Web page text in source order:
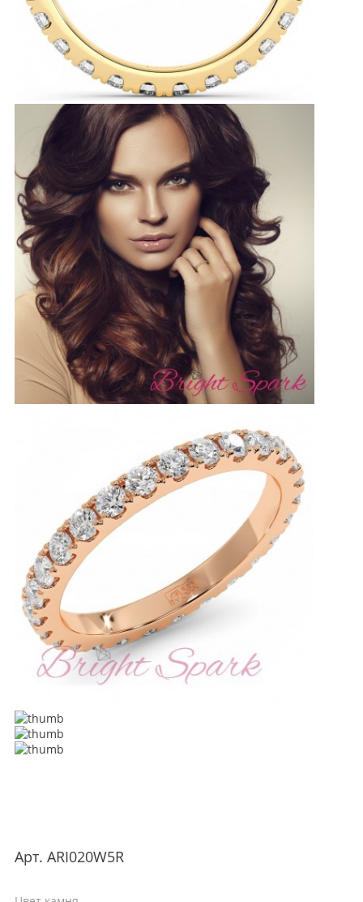
Арт. ARI020W5R